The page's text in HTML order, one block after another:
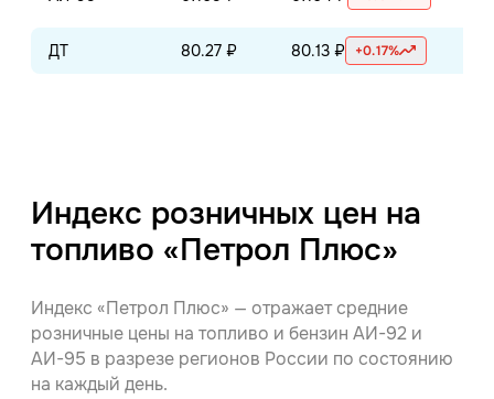
ДТ 80.27 ₽ 80.13 ₽ +0.17%
Индекс розничных цен на
топливо «Петрол Плюс»
Индекс «Петрол Плюс» — отражает средние
розничные цены на топливо и бензин АИ-92 и
АИ-95 в разрезе регионов России по состоянию
на каждый день.